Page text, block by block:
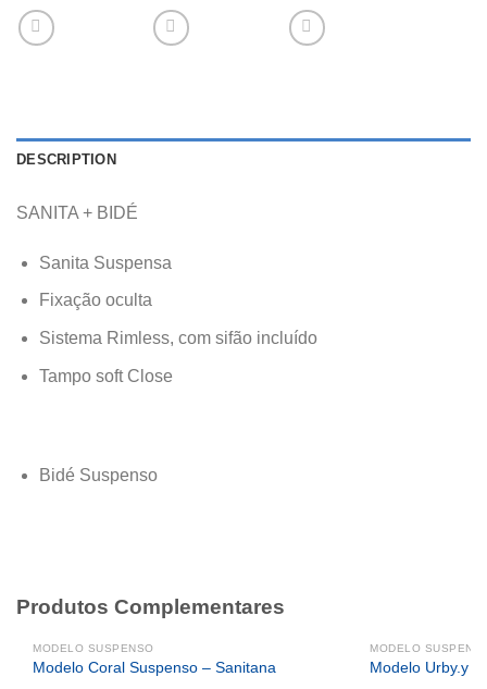
DESCRIPTION
SANITA + BIDÉ
Sanita Suspensa
Fixação oculta
Sistema Rimless, com sifão incluído
Tampo soft Close
Bidé Suspenso
Produtos Complementares
MODELO SUSPENSO
Modelo Coral Suspenso – Sanitana
MODELO
Modelo Urby.y